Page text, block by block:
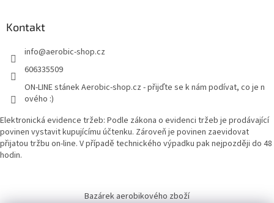
Kontakt
info@aerobic-shop.cz
606335509
ON-LINE stánek Aerobic-shop.cz - přijďte se k nám podívat, co je n
ového :)
Elektronická evidence tržeb: Podle zákona o evidenci tržeb je prodávající
povinen vystavit kupujícímu účtenku. Zároveň je povinen zaevidovat
přijatou tržbu on-line. V případě technického výpadku pak nejpozději do 48
hodin.
Bazárek aerobikového zboží